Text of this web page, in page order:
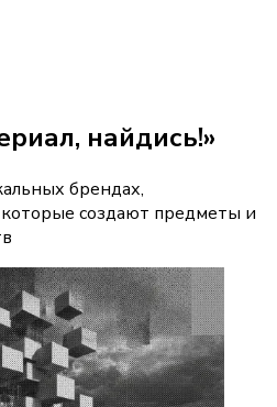
найдись!»
брендах,
создают предметы и